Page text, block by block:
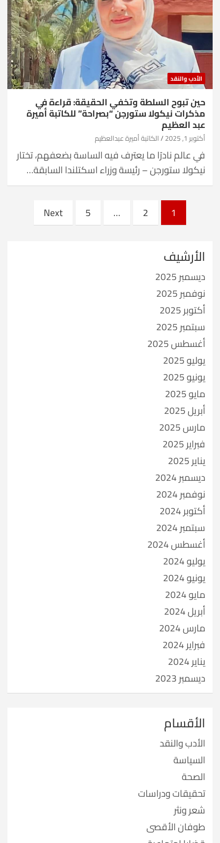
الأدب والنقد
حين تبوح السلطة وتخفي الحقيقة: قراءة في
مذكرات نيكولا ستورجن “بصراحة” للكاتبة أميرة
عبد العظيم
أكتوبر 1, 2025 الكاتبة أميرة عبدالعظيم
في عالم نادرًا ما يعترف فيه الساسة بضعفهم، تختار
نيكولا ستورجن – رئيسة وزراء اسكتلندا السابقة…
Posts
pagination
1
2
…
5
Next
الأرشيف
ديسمبر 2025
نوفمبر 2025
أكتوبر 2025
سبتمبر 2025
أغسطس 2025
يوليو 2025
يونيو 2025
مايو 2025
أبريل 2025
مارس 2025
فبراير 2025
يناير 2025
ديسمبر 2024
نوفمبر 2024
أكتوبر 2024
سبتمبر 2024
أغسطس 2024
يوليو 2024
يونيو 2024
مايو 2024
أبريل 2024
مارس 2024
فبراير 2024
يناير 2024
ديسمبر 2023
الأقسام
الأدب والنقد
السياسة
الصحة
تحقيقات ودراسات
شعر ونثر
طوفان الأقصى